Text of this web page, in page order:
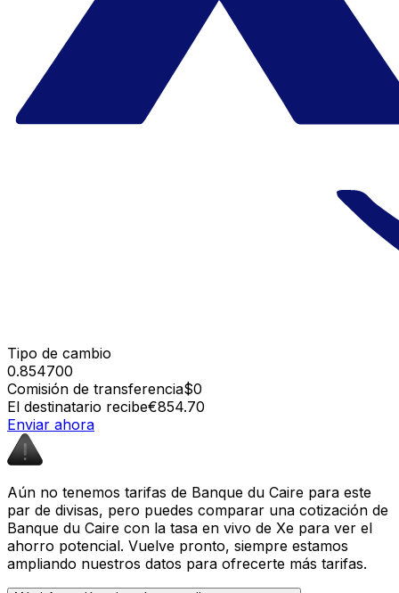
Tipo de cambio
0.854700
Comisión de transferencia$0
El destinatario recibe€854.70
Enviar ahora
Aún no tenemos tarifas de Banque du Caire para este
par de divisas, pero puedes comparar una cotización de
Banque du Caire con la tasa en vivo de Xe para ver el
ahorro potencial. Vuelve pronto, siempre estamos
ampliando nuestros datos para ofrecerte más tarifas.